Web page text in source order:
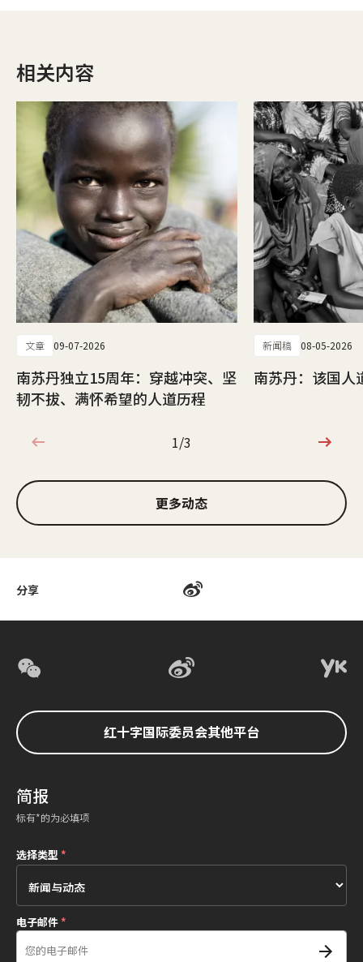
分享
相关内容
文章 09-07-2026
南苏丹独立15周年：穿越冲突、坚
韧不拔、满怀希望的人道历程
新闻稿 08-05-2026
南苏丹：该国人
1/3
1/3
更多动态
红十字国际委员会其他平台
简报
标有*的为必填项
选择类型*
电子邮件*